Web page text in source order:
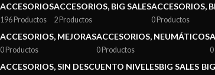
ACCESORIOS
196 Productos
ACCESORIOS, BIG SALES
2 Productos
ACCESORIOS,
0 Productos
ACCESORIOS, MEJORAS
0 Productos
ACCESORIOS, NEUMÁTICOS
0 Productos
ACCESORIOS, SIN DESCUENTO NIVELESBIG SALES